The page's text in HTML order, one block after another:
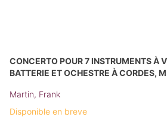
CONCERTO POUR 7 INSTRUMENTS À
BATTERIE ET OCHESTRE À CORDES,
Martin, Frank
Disponible en breve